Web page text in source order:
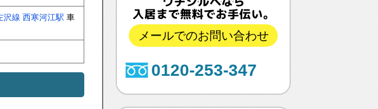
沢線 西寒河江駅 車
メールでのお問い合わせ
0120-253-347